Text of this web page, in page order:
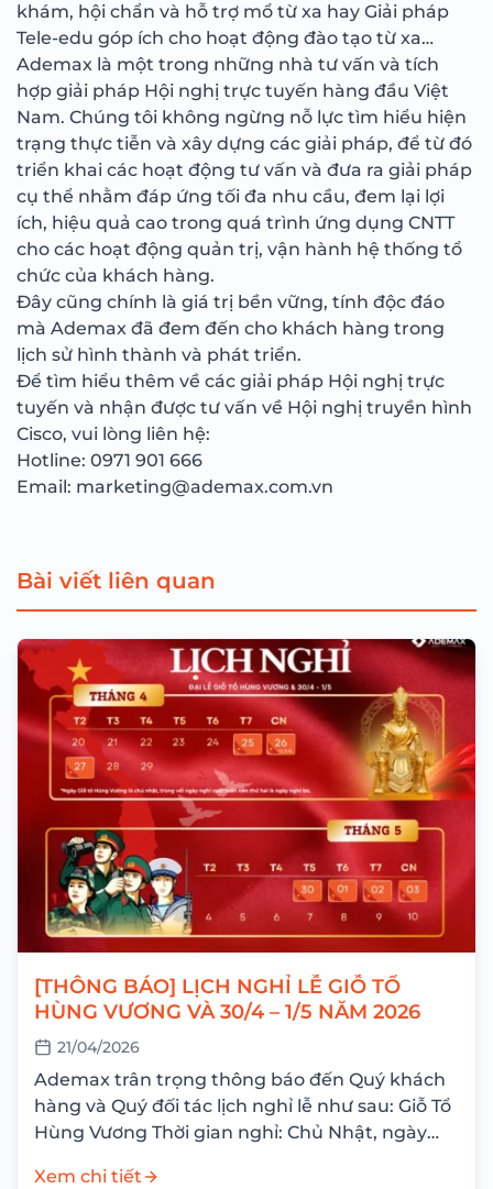
khám, hội chẩn và hỗ trợ mổ từ xa hay Giải pháp
Tele-edu góp ích cho hoạt động đào tạo từ xa…
Ademax là một trong những nhà tư vấn và tích
hợp giải pháp Hội nghị trực tuyến hàng đầu Việt
Nam. Chúng tôi không ngừng nỗ lực tìm hiểu hiện
trạng thực tiễn và xây dựng các giải pháp, để từ đó
triển khai các hoạt động tư vấn và đưa ra giải pháp
cụ thể nhằm đáp ứng tối đa nhu cầu, đem lại lợi
ích, hiệu quả cao trong quá trình ứng dụng CNTT
cho các hoạt động quản trị, vận hành hệ thống tổ
chức của khách hàng.
Đây cũng chính là giá trị bền vững, tính độc đáo
mà Ademax đã đem đến cho khách hàng trong
lịch sử hình thành và phát triển.
Để tìm hiểu thêm về các giải pháp Hội nghị trực
tuyến và nhận được tư vấn về Hội nghị truyền hình
Cisco, vui lòng liên hệ:
Hotline: 0971 901 666
Email: marketing@ademax.com.vn
Bài viết liên quan
[THÔNG BÁO] LỊCH NGHỈ LỄ GIỖ TỔ
HÙNG VƯƠNG VÀ 30/4 – 1/5 NĂM 2026
21/04/2026
Ademax trân trọng thông báo đến Quý khách
hàng và Quý đối tác lịch nghỉ lễ như sau: Giỗ Tổ
Hùng Vương Thời gian nghỉ: Chủ Nhật, ngày
Xem chi tiết